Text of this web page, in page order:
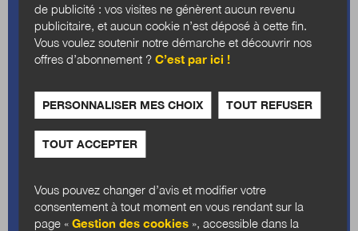
de publicité : vos visites ne génèrent aucun revenu
publicitaire, et aucun cookie n’est déposé à cette fin.
Vous voulez soutenir notre démarche et découvrir nos
offres d’abonnement ? C’est par ici !
PERSONNALISER MES CHOIX TOUT REFUSER
TOUT ACCEPTER
Vous pouvez changer d’avis et modifier votre
consentement à tout moment en vous rendant sur la
page « Gestion des cookies», accessible dans la